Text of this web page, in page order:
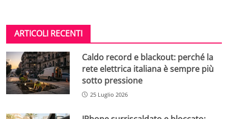
ARTICOLI RECENTI
Caldo record e blackout: perché la
rete elettrica italiana è sempre più
sotto pressione
25 Luglio 2026